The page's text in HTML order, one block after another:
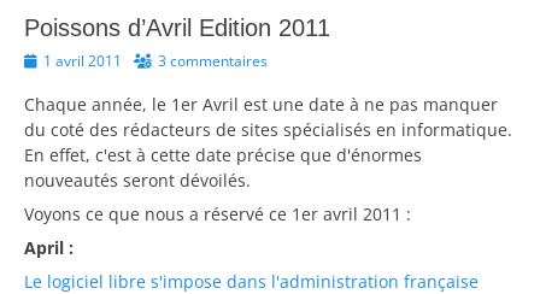
Poissons d’Avril Edition 2011
Posted1 avril 2011 3 commentaires
Chaque année, le 1er Avril est une date à ne pas manquer
du coté des rédacteurs de sites spécialisés en informatique.
En effet, c'est à cette date précise que d'énormes
nouveautés seront dévoilés.
Voyons ce que nous a réservé ce 1er avril 2011 :
April :
Le logiciel libre s'impose dans l'administration française